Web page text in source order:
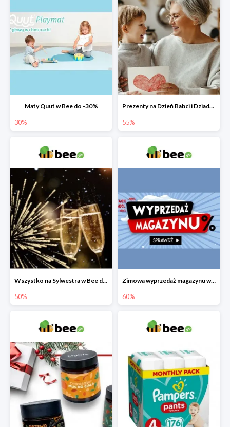
Maty Quut w Bee do -30%
30%
Prezenty na Dzień Babci i Dziadka w Bee do -55%
55%
Wszystko na Sylwestra w Bee do -50%
50%
Zimowa wyprzedaż magazynu w Bee do -60%
60%